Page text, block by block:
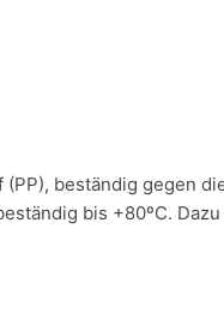
beständig gegen
bis +80ºC.